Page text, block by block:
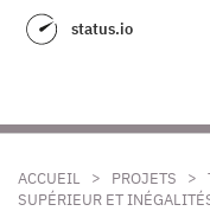
status.io
ACCUEIL > PROJETS >
SUPÉRIEUR ET